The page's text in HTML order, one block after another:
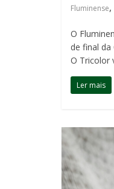
Fluminense,
O
de final da
O Tricolor
Ler mais